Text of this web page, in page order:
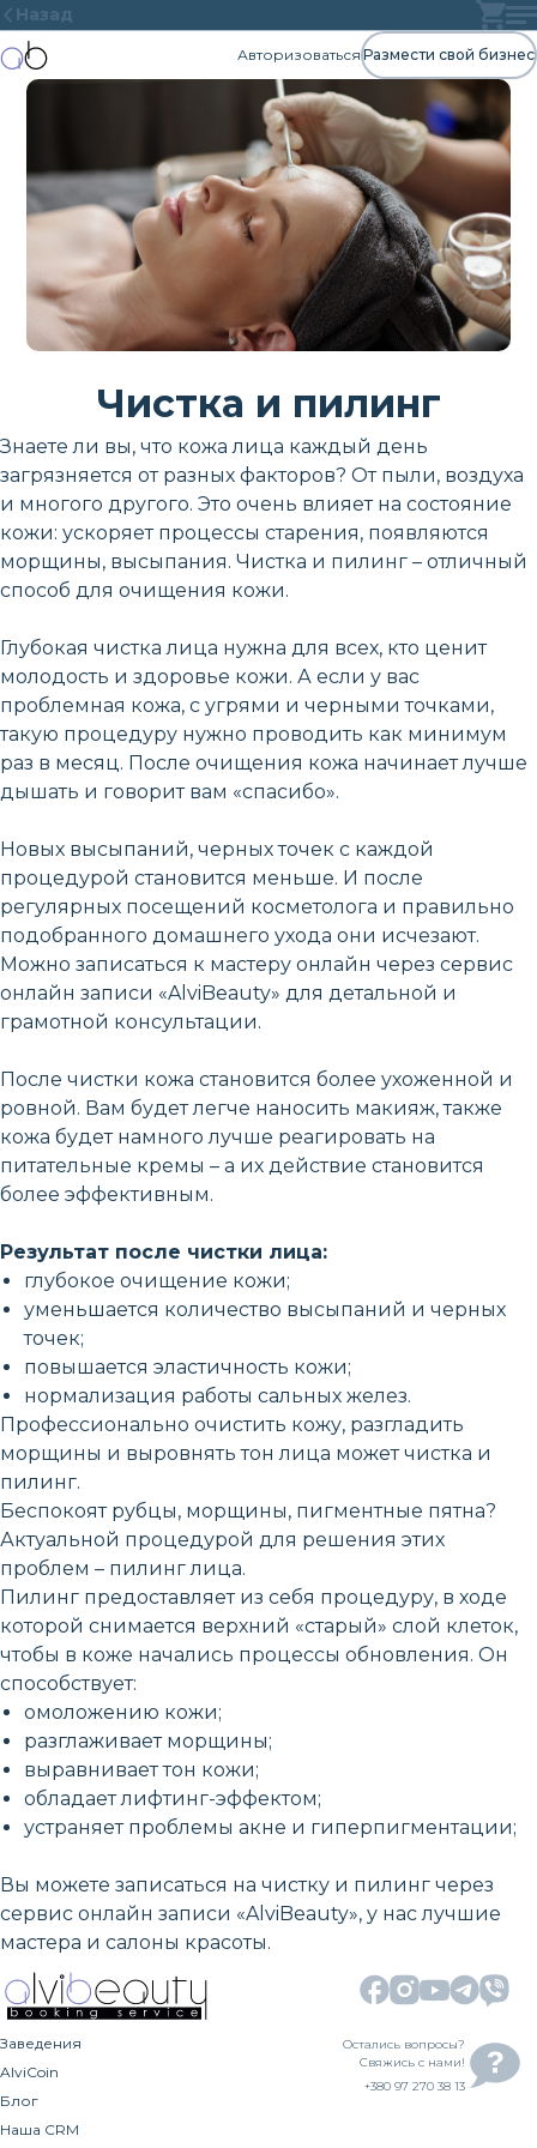
Назад
Авторизоваться Размести свой бизнес
Чистка и пилинг
Знаете ли вы, что кожа лица каждый день
загрязняется от разных факторов? От пыли, воздуха
и многого другого. Это очень влияет на состояние
кожи: ускоряет процессы старения, появляются
морщины, высыпания. Чистка и пилинг – отличный
способ для очищения кожи.
Глубокая чистка лица нужна для всех, кто ценит
молодость и здоровье кожи. А если у вас
проблемная кожа, с угрями и черными точками,
такую процедуру нужно проводить как минимум
раз в месяц. После очищения кожа начинает лучше
дышать и говорит вам «спасибо».
Новых высыпаний, черных точек с каждой
процедурой становится меньше. И после
регулярных посещений косметолога и правильно
подобранного домашнего ухода они исчезают.
Можно записаться к мастеру онлайн через сервис
онлайн записи «AlviBeauty» для детальной и
грамотной консультации.
После чистки кожа становится более ухоженной и
ровной. Вам будет легче наносить макияж, также
кожа будет намного лучше реагировать на
питательные кремы – а их действие становится
более эффективным.
Результат после чистки лица:
глубокое очищение кожи;
уменьшается количество высыпаний и черных
точек;
повышается эластичность кожи;
нормализация работы сальных желез.
Профессионально очистить кожу, разгладить
морщины и выровнять тон лица может чистка и
пилинг.
Беспокоят рубцы, морщины, пигментные пятна?
Актуальной процедурой для решения этих
проблем – пилинг лица.
Пилинг предоставляет из себя процедуру, в ходе
которой снимается верхний «старый» слой клеток,
чтобы в коже начались процессы обновления. Он
способствует:
омоложению кожи;
разглаживает морщины;
выравнивает тон кожи;
обладает лифтинг-эффектом;
устраняет проблемы акне и гиперпигментации;
Вы можете записаться на чистку и пилинг через
сервис онлайн записи «AlviBeauty», у нас лучшие
мастера и салоны красоты.
Заведения
AlviCoin
Блог
Наша CRM
Остались вопросы?
Свяжись с нами!
+380 97 270 38 13